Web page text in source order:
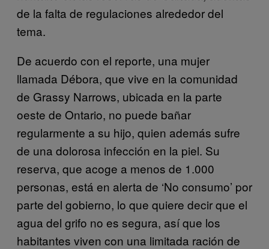
de la falta de regulaciones alrededor del
tema.
De acuerdo con el reporte, una mujer
llamada Débora, que vive en la comunidad
de Grassy Narrows, ubicada en la parte
oeste de Ontario, no puede bañar
regularmente a su hijo, quien además sufre
de una dolorosa infección en la piel. Su
reserva, que acoge a menos de 1.000
personas, está en alerta de ‘No consumo’ por
parte del gobierno, lo que quiere decir que el
agua del grifo no es segura, así que los
habitantes viven con una limitada ración de